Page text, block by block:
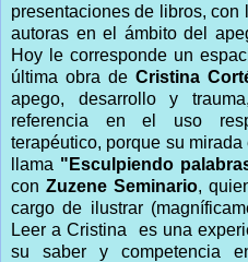
presentaciones de libros,
autoras en el ámbito del
Hoy le corresponde un
última obra de Cristina
apego, desarrollo y
referencia en el uso
terapéutico, porque su
llama "Esculpiendo
con Zuzene Seminario,
cargo de ilustrar
Leer a Cristina es una
su saber y competencia